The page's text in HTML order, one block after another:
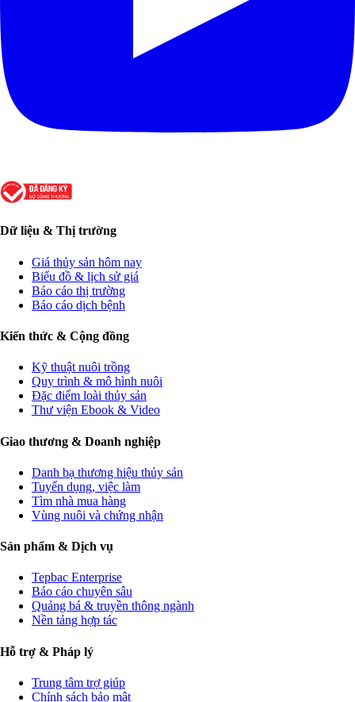
Dữ liệu & Thị trường
Giá thủy sản hôm nay
Biểu đồ & lịch sử giá
Báo cáo thị trường
Báo cáo dịch bệnh
Kiến thức & Cộng đồng
Kỹ thuật nuôi trồng
Quy trình & mô hình nuôi
Đặc điểm loài thủy sản
Thư viện Ebook & Video
Giao thương & Doanh nghiệp
Danh bạ thương hiệu thủy sản
Tuyển dụng, việc làm
Tìm nhà mua hàng
Vùng nuôi và chứng nhận
Sản phẩm & Dịch vụ
Tepbac Enterprise
Báo cáo chuyên sâu
Quảng bá & truyền thông ngành
Nền tảng hợp tác
Hỗ trợ & Pháp lý
Trung tâm trợ giúp
Chính sách bảo mật